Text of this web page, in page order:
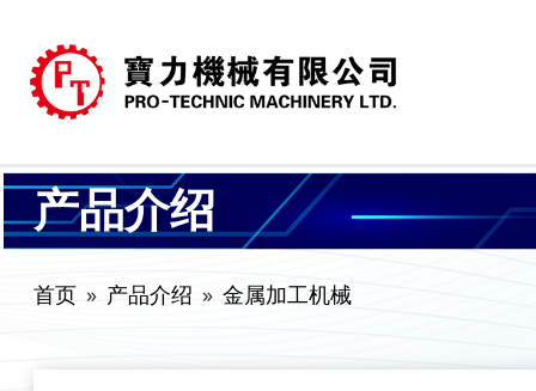
产品介绍
首页 产品介绍 金属加工机械